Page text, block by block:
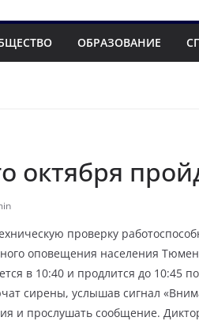
ОБРАЗОВАНИЕ
октября
проверку
оповещения населения
в 10:40 и продлится до 10:45
сирены, услышав сигнал
и прослушать сообщение.